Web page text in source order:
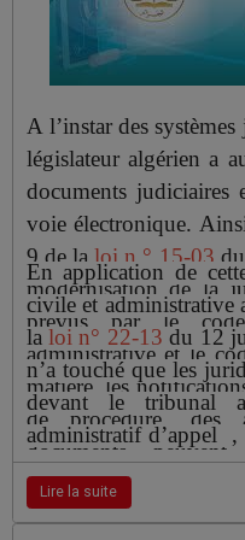
désignent pas
l’immeuble visé dans
A l’instar des
législateur algérien a
documents judiciaires
voie électronique.
9 de la loi n ° 15-03
modernisation de la
prévus par le
administrative et le
matière, les
de procédure, des
documents
électronique» .La
que :« les actes
En application de
civile et administrative
la loi n° 22-13 du 12
n’a touché que les
devant le tribunal
administratif d’appel ,
840 et 900 bis 3
civile et
d’instruction sont
Lire la suite